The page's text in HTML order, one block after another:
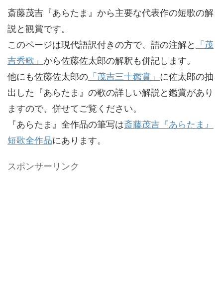
斎藤茂吉『あらたま』から主要な代表作の短歌の解
説と観賞です。
このページは現代語訳付きの方で、語の注解と
「茂
吉秀歌」 から佐藤佐太郎の解釈も併記します。
他にも佐藤佐太郎の 「茂吉三十鑑賞」 に佐太郎の抽
出した『あらたま』の歌の詳しい解説と鑑賞があり
ますので、併せてご覧ください。
『あらたま』全作品の筆写は斎藤茂吉『あらたま』
短歌全作品にあります。
スポンサーリンク